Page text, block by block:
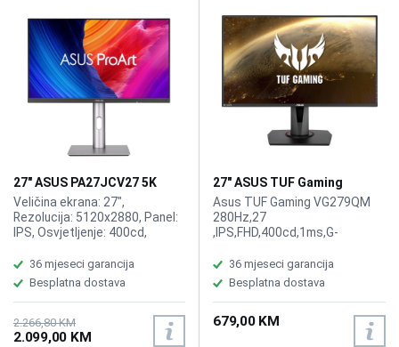
27" ASUS PA27JCV27 5K
ProArt Type-C Display
Veličina ekrana: 27",
Rezolucija: 5120x2880, Panel:
IPS, Osvjetljenje: 400cd,
odziva: 5ms, Priključci: DP
1.4x2,HDMI 2.1, USB-C x 1 (DP
Alt Mode), USB-C 3.2(Power
delivery 96w), USB Hub:3x USB
3.2, Zvučnici:2x2W
36 mjeseci garancija
Besplatna dostava
2.266,80 KM
2.099,00 KM
27" ASUS TUF Gaming
VG279QM 280Hz Display
Asus TUF Gaming VG279QM
280Hz,27
,IPS,FHD,400cd,1ms,G-
100x100
36 mjeseci garancija
Besplatna dostava
679,00 KM